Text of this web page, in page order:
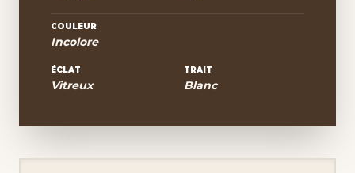
COULEUR
Incolore
ÉCLAT
Vitreux
TRAIT
Blanc